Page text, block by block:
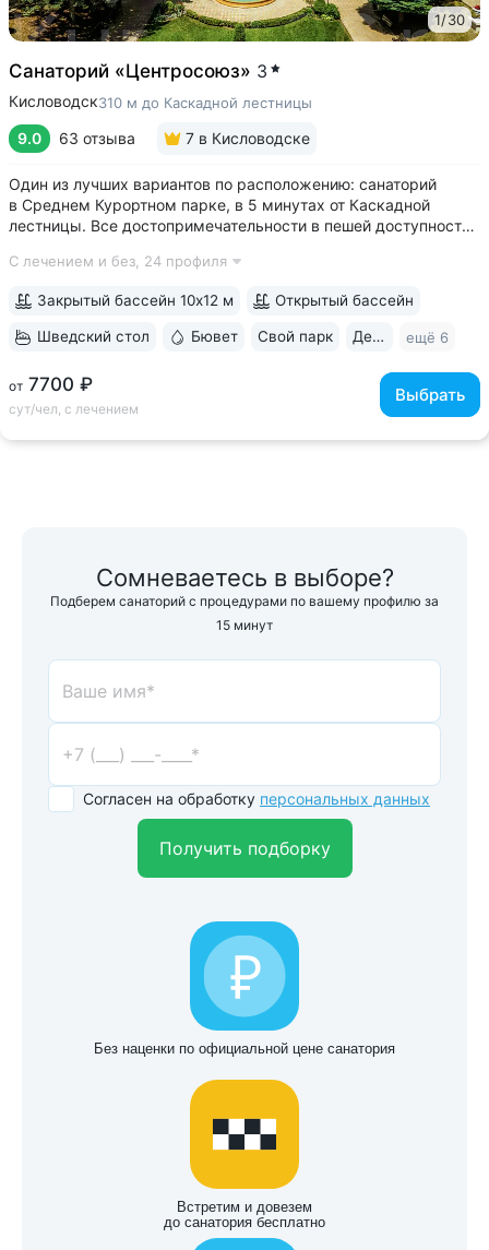
1/30
Санаторий «Центросоюз» 3
Кисловодск310 м до Каскадной лестницы
9.0 63 отзыва 7 в Кисловодске
Один из лучших вариантов по расположению: санаторий
в Среднем Курортном парке, в 5 минутах от Каскадной
лестницы. Все достопримечательности в пешей доступности
переходит в Курортный парк, к терренкурам № 3 и № 2Б •
С лечением и без, 24 профиля
от 7700 ₽
сут/чел, с лечением
Выбрать
Закрытый бассейн 10х12 м Открытый бассейн
Шведский стол Бювет Свой парк Дети с 2 лет ещё 6
Сомневаетесь в выборе?
Подберем санаторий с процедурами по вашему профилю за
15 минут
Согласен на обработку персональных данных
Получить подборку
Без наценки по официальной цене санатория
Встретим и довезем
до санатория бесплатно